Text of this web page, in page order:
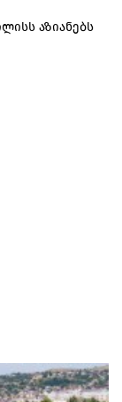
აზიანებს